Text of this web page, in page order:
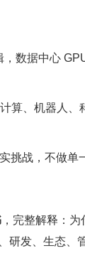
数据中心
算、机器人、
挑战，不做单
，完整解释：
发、生态、